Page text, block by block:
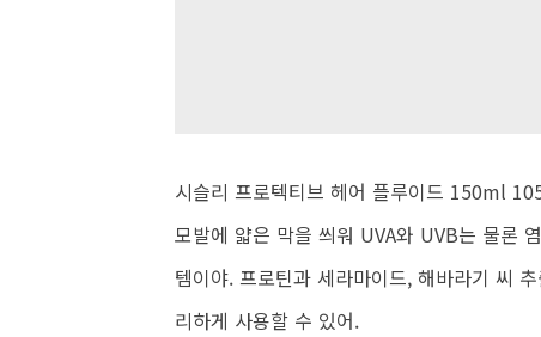
시슬리 프로텍티브 헤어 플루이드 150ml
모발에 얇은 막을 씌워 UVA와 UVB는 물론
템이야. 프로틴과 세라마이드, 해바라기 씨
리하게 사용할 수 있어.